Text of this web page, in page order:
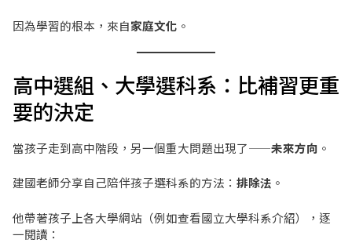
因為學習的根本，來自家庭文化 。
高中選組、大學選科系：比補習更重
要的決定
當孩子走到高中階段，另一個重大問題出現了——未來方向 。
建國老師分享自己陪伴孩子選科系的方法： 排除法 。
他帶著孩子上各大學網站（例如查看國立大學科系介紹），逐
一閱讀：